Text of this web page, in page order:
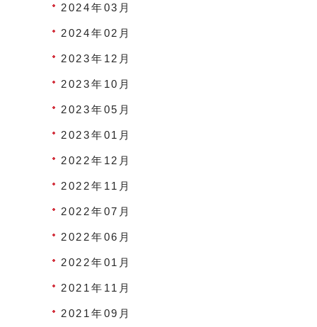
2024年03月
2024年02月
2023年12月
2023年10月
2023年05月
2023年01月
2022年12月
2022年11月
2022年07月
2022年06月
2022年01月
2021年11月
2021年09月